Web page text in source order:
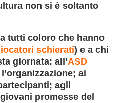
non si è soltanto
tutti coloro che hanno
schierati) e a chi
giornata: all’ASD
ai
agli
promesse del